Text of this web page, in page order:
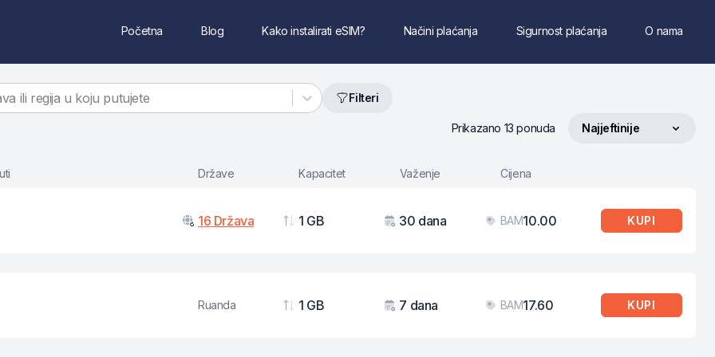
Početna Blog Kako instalirati eSIM? Načini plaćanja Sigurnost plaćanja O nama
ili regija u koju putujete Filteri
Prikazano 13 ponuda Sortiraj po
Najjeftinije
Države Kapacitet Važenje Cijena
16 Država
Podaci
1 GB
Važenje
30 dana
Cijena
BAM10.00 KUPI
Ruanda
Podaci
1 GB
Važenje
7 dana
Cijena
BAM17.60 KUPI